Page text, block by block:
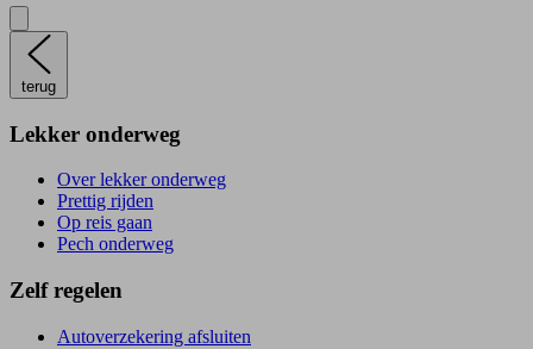
terug
Lekker onderweg
Over lekker onderweg
Prettig rijden
Op reis gaan
Pech onderweg
Zelf regelen
Autoverzekering afsluiten